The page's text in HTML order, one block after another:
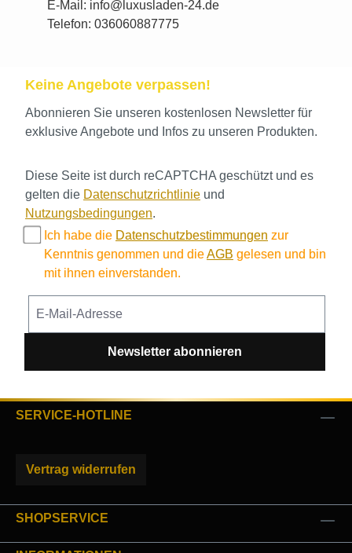
E-Mail: info@luxusladen-24.de
Telefon: 036060887775
Keine Angebote verpassen!
Abonnieren Sie unseren kostenlosen Newsletter für
exklusive Angebote und Infos zu unseren Produkten.
Diese Seite ist durch reCAPTCHA geschützt und es
gelten die Datenschutzrichtlinie und
Nutzungsbedingungen.
Ich habe die Datenschutzbestimmungen zur
Kenntnis genommen und dieAGB gelesen und bin
mit ihnen einverstanden.
Newsletter abonnieren
SERVICE-HOTLINE
Vertrag widerrufen
SHOPSERVICE